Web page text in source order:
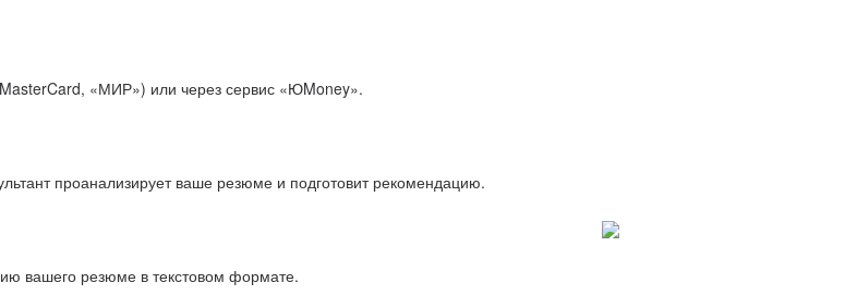
«МИР») или через сервис «ЮMoney».
проанализирует ваше резюме и подготовит рекомендацию.
вашего резюме в текстовом формате.